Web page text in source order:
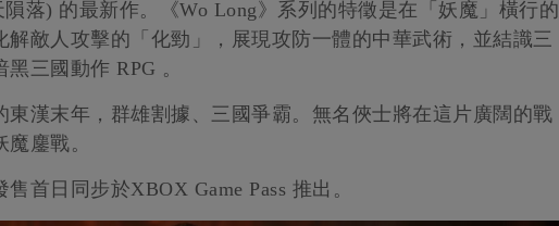
落) 的最新作。《Wo Long》系列的特徵是在「妖魔」橫行的
解敵人攻擊的「化勁」，展現攻防一體的中華武術，並結識三
三國動作 RPG 。
東漢末年，群雄割據、三國爭霸。無名俠士將在這片廣闊的戰
鏖戰。
首日同步於XBOX Game Pass 推出。